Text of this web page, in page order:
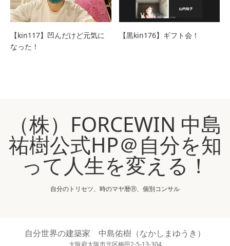
【kin117】凹んだけど元気に
なった！
【黒kin176】ギフト会！
（株）FORCEWIN 中島
祐樹公式HP＠自分を知
って人生を変える！
自分のトリセツ、時のマヤ暦Ⓡ、個別コンサル
自分世界の建築家 中島佑樹（なかしまゆうき）